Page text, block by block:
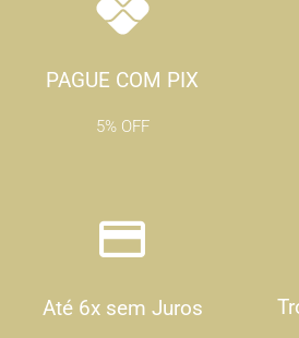
PAGUE COM PIX
5% OFF
Até 6x sem Juros